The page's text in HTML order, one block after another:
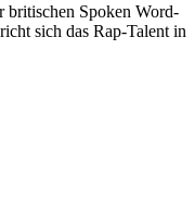
britischen Spoken Word-
sich das Rap-Talent in